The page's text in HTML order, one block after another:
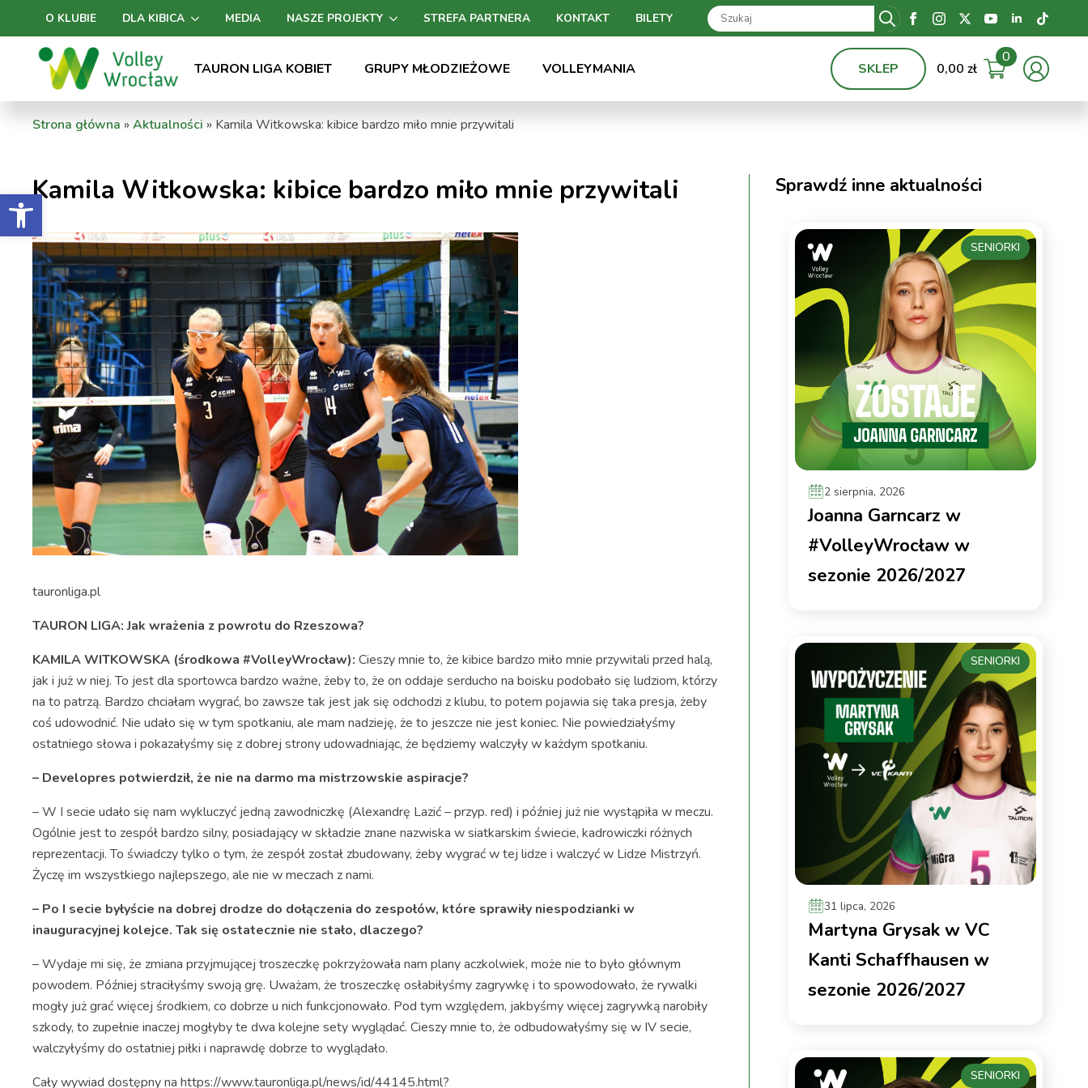
Otwórz pasek narzędzi
O KLUBIE DLA KIBICA MEDIA NASZE PROJEKTY STREFA PARTNERA KONTAKT BILETY
Search
for:
TAURON LIGA KOBIET
GRUPY MŁODZIEŻOWE VOLLEYMANIA SKLEP 0,00 zł
0
Strona główna » Aktualności » Kamila Witkowska: kibice bardzo miło mnie przywitali
Kamila Witkowska: kibice bardzo miło mnie przywitali
tauronliga.pl
TAURON LIGA: Jak wrażenia z powrotu do Rzeszowa?
KAMILA WITKOWSKA (środkowa #VolleyWrocław): Cieszy mnie to, że kibice bardzo miło mnie przywitali przed halą,
jak i już w niej. To jest dla sportowca bardzo ważne, żeby to, że on oddaje serducho na boisku podobało się ludziom, którzy
na to patrzą. Bardzo chciałam wygrać, bo zawsze tak jest jak się odchodzi z klubu, to potem pojawia się taka presja, żeby
coś udowodnić. Nie udało się w tym spotkaniu, ale mam nadzieję, że to jeszcze nie jest koniec. Nie powiedziałyśmy
ostatniego słowa i pokazałyśmy się z dobrej strony udowadniając, że będziemy walczyły w każdym spotkaniu.
– Developres potwierdził, że nie na darmo ma mistrzowskie aspiracje?
– W I secie udało się nam wykluczyć jedną zawodniczkę (Alexandrę Lazić – przyp. red) i później już nie wystąpiła w meczu.
Ogólnie jest to zespół bardzo silny, posiadający w składzie znane nazwiska w siatkarskim świecie, kadrowiczki różnych
reprezentacji. To świadczy tylko o tym, że zespół został zbudowany, żeby wygrać w tej lidze i walczyć w Lidze Mistrzyń.
Życzę im wszystkiego najlepszego, ale nie w meczach z nami.
– Po I secie byłyście na dobrej drodze do dołączenia do zespołów, które sprawiły niespodzianki w
inauguracyjnej kolejce. Tak się ostatecznie nie stało, dlaczego?
– Wydaje mi się, że zmiana przyjmującej troszeczkę pokrzyżowała nam plany aczkolwiek, może nie to było głównym
powodem. Później straciłyśmy swoją grę. Uważam, że troszeczkę osłabiłyśmy zagrywkę i to spowodowało, że rywalki
mogły już grać więcej środkiem, co dobrze u nich funkcjonowało. Pod tym względem, jakbyśmy więcej zagrywką narobiły
szkody, to zupełnie inaczej mogłyby te dwa kolejne sety wyglądać. Cieszy mnie to, że odbudowałyśmy się w IV secie,
walczyłyśmy do ostatniej piłki i naprawdę dobrze to wyglądało.
Cały wywiad dostępny na https://www.tauronliga.pl/news/id/44145.html?
Sprawdź inne aktualności
2 sierpnia, 2026
Joanna Garncarz w
#VolleyWrocław w
sezonie 2026/2027
SENIORKI
31 lipca, 2026
Martyna Grysak w VC
Kanti Schaffhausen w
sezonie 2026/2027
SENIORKI
SENIORKI